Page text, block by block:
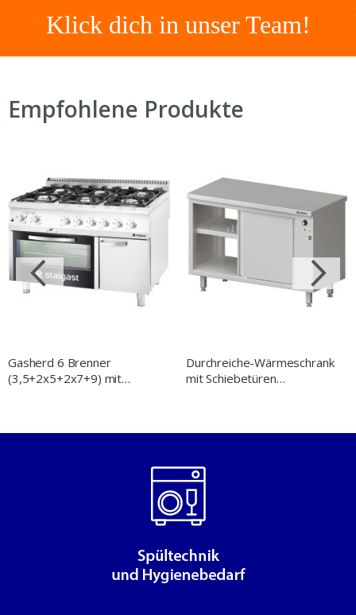
Klick dich in unser Team!
Empfohlene Produkte
Gasherd 6 Brenner
(3,5+2x5+2x7+9) mit
Durchreiche-Wärmeschrank
mit Schiebetüren